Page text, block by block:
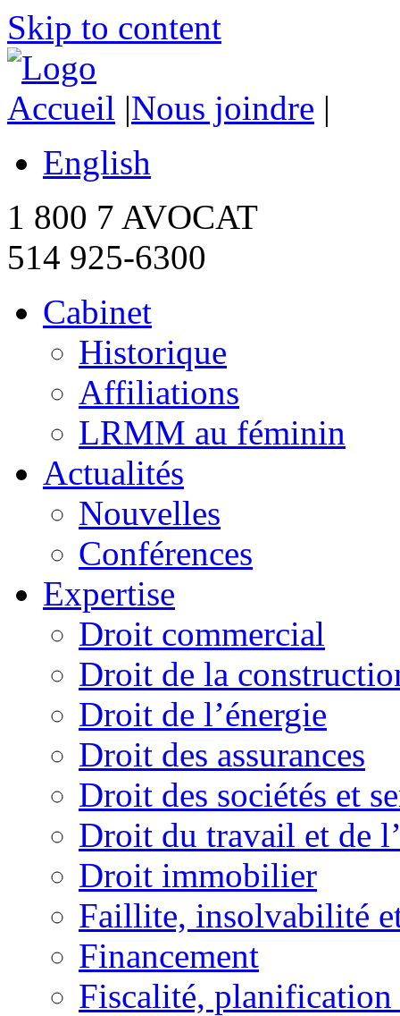
Skip to content
Accueil |Nous joindre |
English
1 800 7 AVOCAT
514 925-6300
Cabinet
Historique
Affiliations
LRMM au féminin
Actualités
Nouvelles
Conférences
Expertise
Droit commercial
Droit de la
Droit de l’énergie
Droit des assurances
Droit des sociétés et
Droit du travail et de
Droit immobilier
Faillite, insolvabilité
Financement
Fiscalité, planification